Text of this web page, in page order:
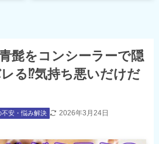
青髭をコンシーラーで隠
る⁉気持ち悪いだけだ
不安・悩み解決 2026年3月24日